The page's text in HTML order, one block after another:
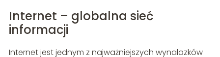
Internet – globalna sieć
informacji
Internet jest jednym z najważniejszych wynalazków